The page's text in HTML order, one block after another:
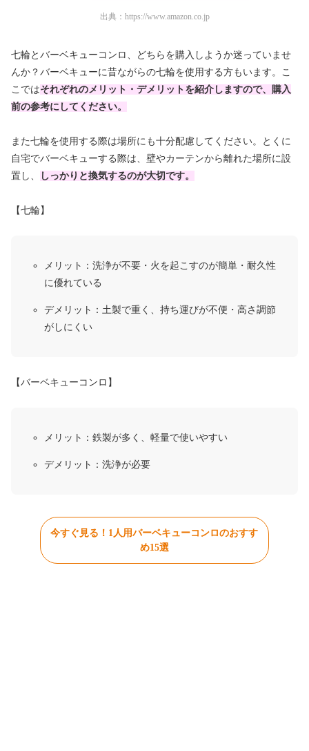
出典： https://www.amazon.co.jp
七輪とバーベキューコンロ、どちらを購入しようか迷っていませ
んか？バーベキューに昔ながらの七輪を使用する方もいます。こ
こではそれぞれのメリット・デメリットを紹介しますので、購入
前の参考にしてください。
また七輪を使用する際は場所にも十分配慮してください。とくに
自宅でバーベキューする際は、壁やカーテンから離れた場所に設
置し、
しっかりと換気するのが大切です。
【七輪】
メリット：洗浄が不要・火を起こすのが簡単・耐久性
に優れている
デメリット：土製で重く、持ち運びが不便・高さ調節
がしにくい
【バーベキューコンロ】
メリット：鉄製が多く、軽量で使いやすい
デメリット：洗浄が必要
今すぐ見る！1人用バーベキューコンロのおすす
め15選